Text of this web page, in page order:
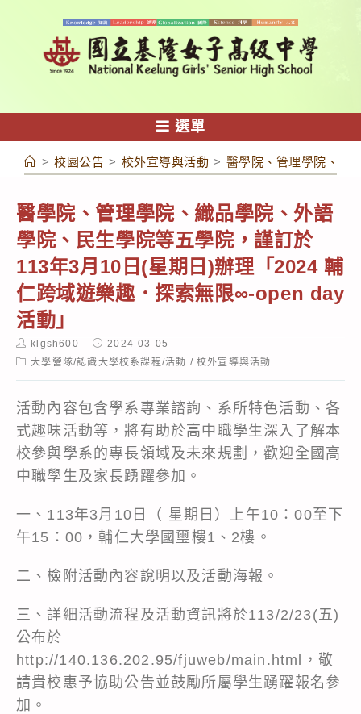
容
選單
> 校園公告 > 校外宣導與活動 > 醫學院、管理學院、織
醫學院、管理學院、織品學院、外語
學院、民生學院等五學院，謹訂於
113年3月10日(星期日)辦理「2024 輔
仁跨域遊樂趣．探索無限∞-open day
活動」
Post
author:
klgsh600
Post
published:
2024-03-05
Post大學營隊/認識大學校系課程/活動 / 校外宣導與活動
活動內容包含學系專業諮詢、系所特色活動、各
式趣味活動等，將有助於高中職學生深入了解本
校參與學系的專長領域及未來規劃，歡迎全國高
中職學生及家長踴躍參加。
一、113年3月10日（ 星期日）上午10：00至下
午15：00，輔仁大學國璽樓1、2樓。
二、檢附活動內容說明以及活動海報。
三、詳細活動流程及活動資訊將於113/2/23(五)
公布於
http://140.136.202.95/fjuweb/main.html，敬
請貴校惠予協助公告並鼓勵所屬學生踴躍報名參
加。